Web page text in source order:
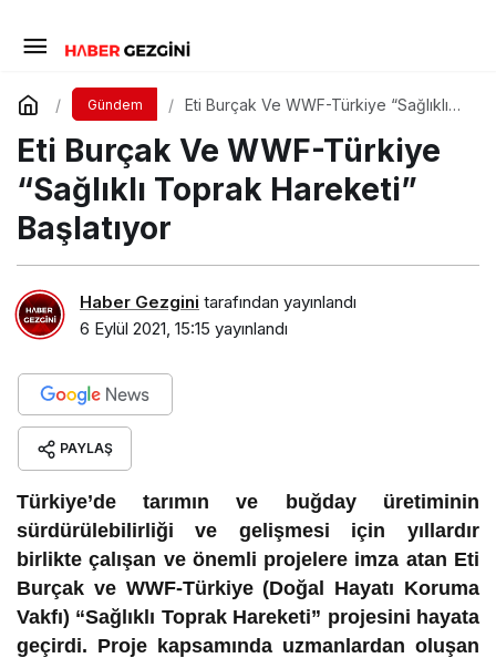
Gündem
Eti Burçak Ve WWF-Türkiye “Sağlıklı
Eti Burçak Ve WWF-Türkiye
“Sağlıklı Toprak Hareketi”
Başlatıyor
Haber Gezgini tarafından yayınlandı
6 Eylül 2021, 15:15 yayınlandı
PAYLAŞ
Türkiye’de tarımın ve buğday üretiminin
sürdürülebilirliği ve gelişmesi için yıllardır
birlikte çalışan ve önemli projelere imza atan Eti
Burçak ve WWF-Türkiye (Doğal Hayatı Koruma
Vakfı) “Sağlıklı Toprak Hareketi” projesini hayata
geçirdi. Proje kapsamında uzmanlardan oluşan